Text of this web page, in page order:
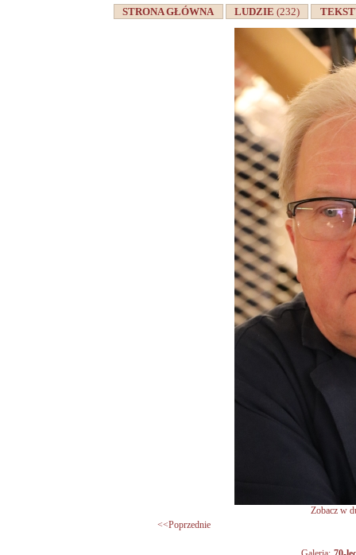
STRONA GŁÓWNA LUDZIE(232)
Zobacz w
<<Poprzednie